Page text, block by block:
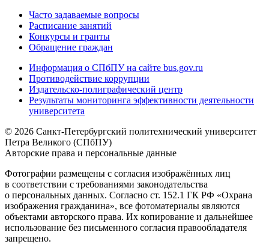
Часто задаваемые вопросы
Расписание занятий
Конкурсы и гранты
Обращение граждан
Информация о СПбПУ на сайте bus.gov.ru
Противодействие коррупции
Издательско-полиграфический центр
Результаты мониторинга эффективности деятельности
университета
© 2026 Санкт-Петербургский политехнический университет
Петра Великого (СПбПУ)
Авторские права и персональные данные
Фотографии размещены с согласия изображённых лиц
в соответствии с требованиями законодательства
о персональных данных. Согласно ст. 152.1 ГК РФ «Охрана
изображения гражданина», все фотоматериалы являются
объектами авторского права. Их копирование и дальнейшее
использование без письменного согласия правообладателя
запрещено.